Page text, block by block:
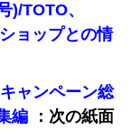
)/TOTO、
ョップとの情
ャンペーン総
編
：次の紙面